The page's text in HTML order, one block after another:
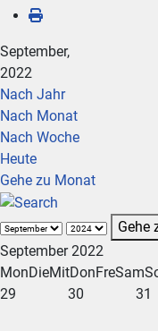
September,
2022
Nach Jahr
Nach Monat
Nach Woche
Heute
Gehe zu Monat
Gehe
September 2022
MonDieMitDonFreSam
29
30 31